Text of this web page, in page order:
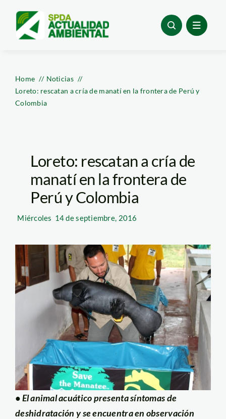
content
Home
Noticias
Loreto: rescatan a cría de manatí en la frontera de Perú y
Colombia
Loreto: rescatan a cría de
manatí en la frontera de
Perú y Colombia
Miércoles 14 de septiembre, 2016
• El animal acuático presenta síntomas de
deshidratación y se encuentra en observación